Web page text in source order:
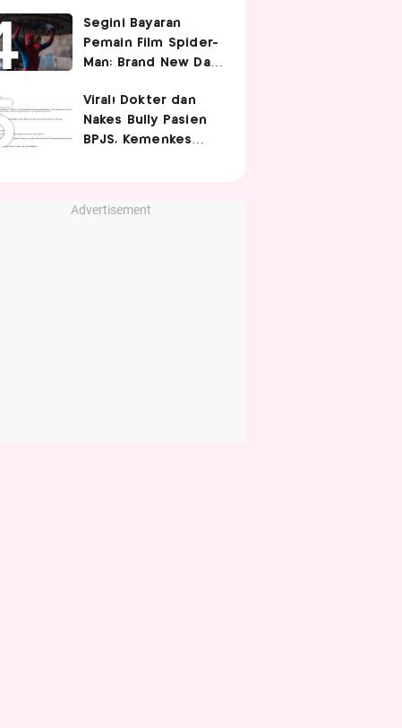
Christover
Segini Bayaran
Pemain Film Spider-
Man: Brand New Day,
Termahal Tembus
Rp350 Miliar
Viral! Dokter dan
Nakes Bully Pasien
BPJS, Kemenkes
Advertisement